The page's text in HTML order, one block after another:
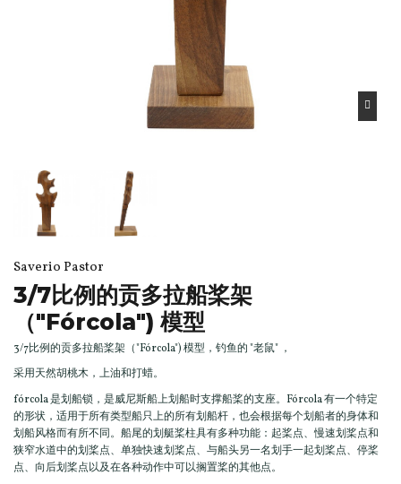
Saverio Pastor
3/7比例的贡多拉船桨架
（"Fórcola") 模型
3/7比例的贡多拉船桨架（"Fórcola") 模型，钓鱼的 "老鼠" ，
采用天然胡桃木，上油和打蜡。
fórcola 是划船锁，是威尼斯船上划船时支撑船桨的支座。Fórcola 有一个特定
的形状，适用于所有类型船只上的所有划船杆，也会根据每个划船者的身体和
划船风格而有所不同。船尾的划艇桨柱具有多种功能：起桨点、慢速划桨点和
狭窄水道中的划桨点、单独快速划桨点、与船头另一名划手一起划桨点、停桨
点、向后划桨点以及在各种动作中可以搁置桨的其他点。